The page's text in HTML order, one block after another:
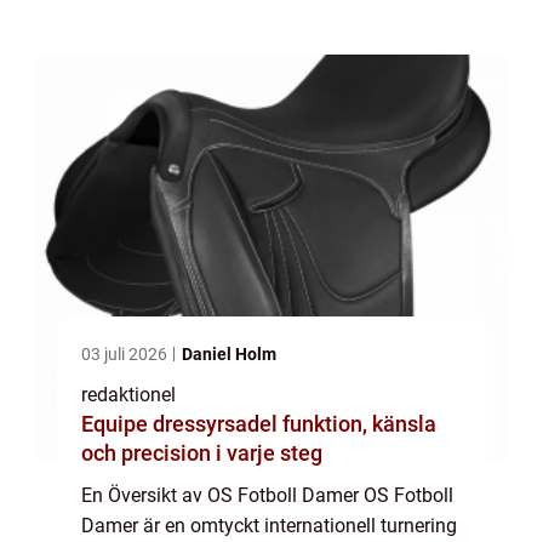
03 juli 2026 Daniel Holm
redaktionel
Equipe dressyrsadel funktion, känsla
och precision i varje steg
En Översikt av OS Fotboll Damer OS Fotboll
Damer är en omtyckt internationell turnering